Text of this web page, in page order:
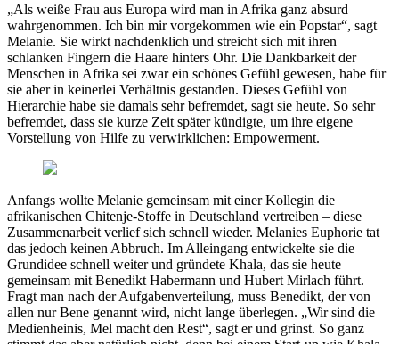
„Als weiße Frau aus Europa wird man in Afrika ganz absurd
wahrgenommen. Ich bin mir vorgekommen wie ein Popstar“, sagt
Melanie. Sie wirkt nachdenklich und streicht sich mit ihren
schlanken Fingern die Haare hinters Ohr. Die Dankbarkeit der
Menschen in Afrika sei zwar ein schönes Gefühl gewesen, habe für
sie aber in keinerlei Verhältnis gestanden. Dieses Gefühl von
Hierarchie habe sie damals sehr befremdet, sagt sie heute. So sehr
befremdet, dass sie kurze Zeit später kündigte, um ihre eigene
Vorstellung von Hilfe zu verwirklichen: Empowerment.
Anfangs wollte Melanie gemeinsam mit einer Kollegin die
afrikanischen Chitenje-Stoffe in Deutschland vertreiben – diese
Zusammenarbeit verlief sich schnell wieder. Melanies Euphorie tat
das jedoch keinen Abbruch. Im Alleingang entwickelte sie die
Grundidee schnell weiter und gründete Khala, das sie heute
gemeinsam mit Benedikt Habermann und Hubert Mirlach führt.
Fragt man nach der Aufgabenverteilung, muss Benedikt, der von
allen nur Bene genannt wird, nicht lange überlegen. „Wir sind die
Medienheinis, Mel macht den Rest“, sagt er und grinst. So ganz